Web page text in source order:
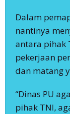
Dalam
nantinya
antara pihak
pekerjaan
dan matang
“Dinas PU
pihak TNI,